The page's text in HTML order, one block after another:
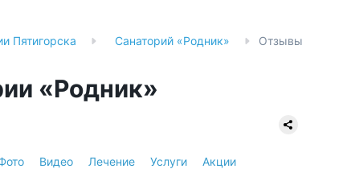
Пятигорска Санаторий «Родник» Отзывы
«Родник»
Видео Лечение Услуги Акции